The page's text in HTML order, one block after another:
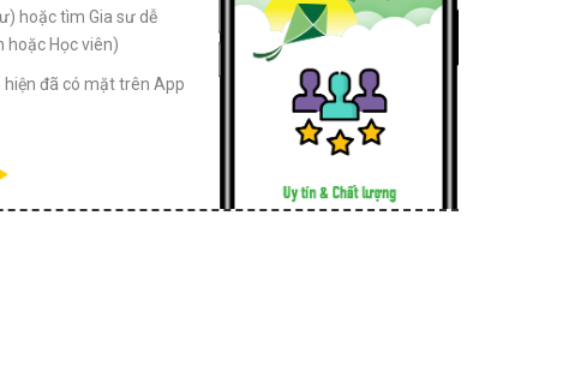
hoặc tìm Gia sư dễ
hoặc Học viên)
đã có mặt trên App